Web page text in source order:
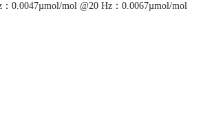
0.0047µmol/mol @20 Hz：0.0067µmol/mol